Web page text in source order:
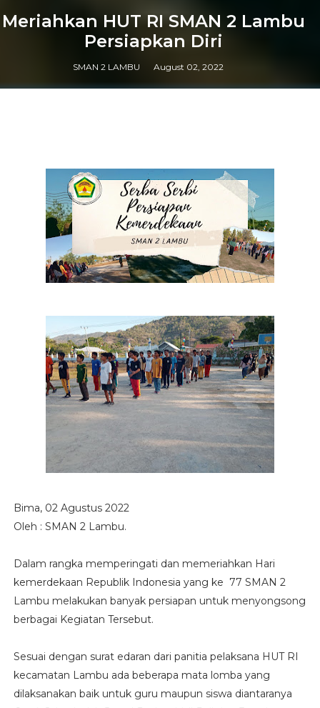
Meriahkan HUT RI SMAN 2 Lambu
Persiapkan Diri
SMAN 2 LAMBU August 02, 2022
Bima, 02 Agustus 2022
Oleh : SMAN 2 Lambu.
Dalam rangka memperingati dan memeriahkan Hari
kemerdekaan Republik Indonesia yang ke 77 SMAN 2
Lambu melakukan banyak persiapan untuk menyongsong
berbagai Kegiatan Tersebut.
Sesuai dengan surat edaran dari panitia pelaksana HUT RI
kecamatan Lambu ada beberapa mata lomba yang
dilaksanakan baik untuk guru maupun siswa diantaranya